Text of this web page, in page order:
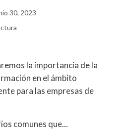
30, 2023
la importancia de la
en el ámbito
para las empresas de
comunes que...